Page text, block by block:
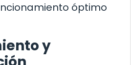
óptimo
y